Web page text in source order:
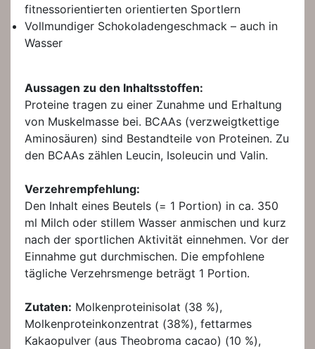
fitnessorientierten orientierten Sportlern
Vollmundiger Schokoladengeschmack – auch in
Wasser
Aussagen zu den Inhaltsstoffen:
Proteine tragen zu einer Zunahme und Erhaltung
von Muskelmasse bei. BCAAs (verzweigtkettige
Aminosäuren) sind Bestandteile von Proteinen. Zu
den BCAAs zählen Leucin, Isoleucin und Valin.
Verzehrempfehlung:
Den Inhalt eines Beutels (= 1 Portion) in ca. 350
ml Milch oder stillem Wasser anmischen und kurz
nach der sportlichen Aktivität einnehmen. Vor der
Einnahme gut durchmischen. Die empfohlene
tägliche Verzehrsmenge beträgt 1 Portion.
Zutaten: Molkenproteinisolat (38 %),
Molkenproteinkonzentrat (38%), fettarmes
Kakaopulver (aus Theobroma cacao) (10 %),